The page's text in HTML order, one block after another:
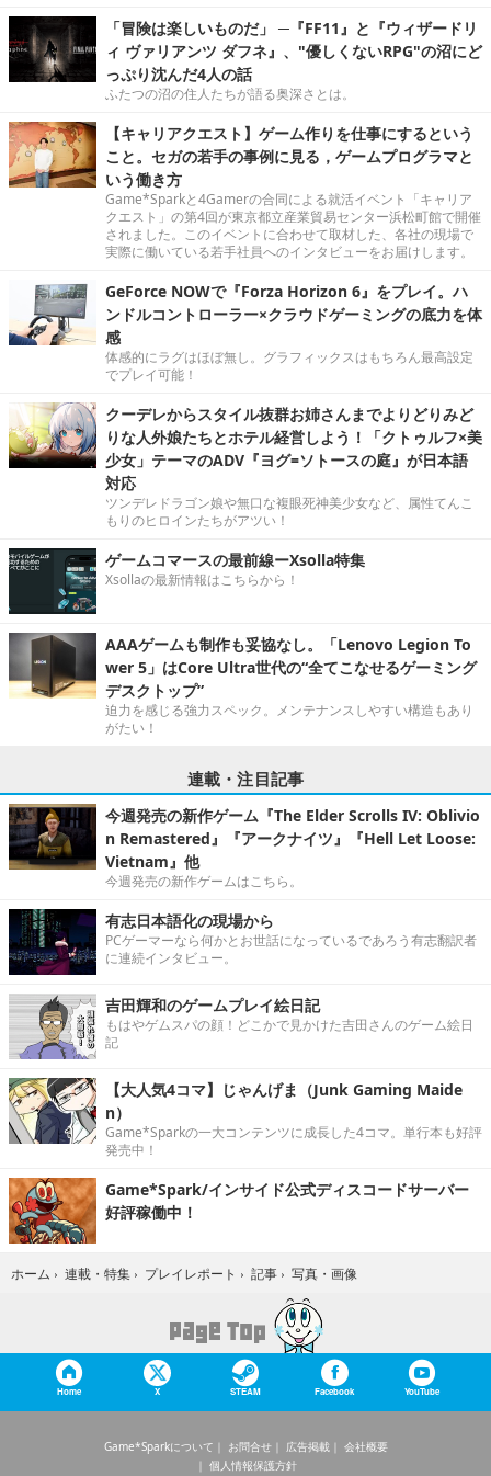
「冒険は楽しいものだ」 ─『FF11』と『ウィザードリ
ィ ヴァリアンツ ダフネ』、"優しくないRPG"の沼にど
っぷり沈んだ4人の話
ふたつの沼の住人たちが語る奥深さとは。
【キャリアクエスト】ゲーム作りを仕事にするという
こと。セガの若手の事例に見る，ゲームプログラマと
いう働き方
Game*Sparkと4Gamerの合同による就活イベント「キャリア
クエスト」の第4回が東京都立産業貿易センター浜松町館で開催
されました。このイベントに合わせて取材した、各社の現場で
実際に働いている若手社員へのインタビューをお届けします。
GeForce NOWで『Forza Horizon 6』をプレイ。ハ
ンドルコントローラー×クラウドゲーミングの底力を体
感
体感的にラグはほぼ無し。グラフィックスはもちろん最高設定
でプレイ可能！
クーデレからスタイル抜群お姉さんまでよりどりみど
りな人外娘たちとホテル経営しよう！「クトゥルフ×美
少女」テーマのADV『ヨグ=ソトースの庭』が日本語
対応
ツンデレドラゴン娘や無口な複眼死神美少女など、属性てんこ
もりのヒロインたちがアツい！
ゲームコマースの最前線ーXsolla特集
Xsollaの最新情報はこちらから！
AAAゲームも制作も妥協なし。「Lenovo Legion To
wer 5」はCore Ultra世代の“全てこなせるゲーミング
デスクトップ”
迫力を感じる強力スペック。メンテナンスしやすい構造もあり
がたい！
連載・注目記事
今週発売の新作ゲーム『The Elder Scrolls IV: Oblivio
n Remastered』『アークナイツ』『Hell Let Loose:
Vietnam』他
今週発売の新作ゲームはこちら。
有志日本語化の現場から
PCゲーマーなら何かとお世話になっているであろう有志翻訳者
に連続インタビュー。
吉田輝和のゲームプレイ絵日記
もはやゲムスパの顔！どこかで見かけた吉田さんのゲーム絵日
記
【大人気4コマ】じゃんげま（Junk Gaming Maide
n）
Game*Sparkの一大コンテンツに成長した4コマ。単行本も好評
発売中！
Game*Spark/インサイド公式ディスコードサーバー
好評稼働中！
ホーム › 連載・特集 › プレイレポート › 記事 › 写真・画像
Home X STEAM Facebook YouTube
Game*Sparkについて お問合せ 広告掲載
会社概要
個人情報保護方針